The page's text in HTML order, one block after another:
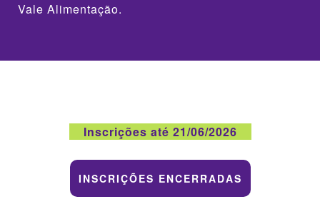
Vale Alimentação.
Inscrições até 21/06/2026
INSCRIÇÕES ENCERRADAS